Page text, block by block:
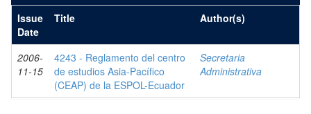
Issue
Date
Title Author(s)
2006-
11-15
4243 - Reglamento del centro
de estudios Asia-Pacífico
(CEAP) de la ESPOL-Ecuador
Secretaria
Administrativa